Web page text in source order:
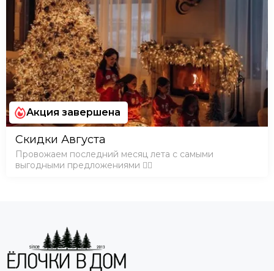
Акция завершена
Скидки Августа
Провожаем последний месяц лета с самыми
выгодными предложениями ❤️‍🔥